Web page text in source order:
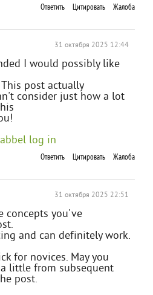
Ответить Цитировать Жалоба
31 октября 2025 12:44
I would possibly like
post actually
consider just how a lot
log in
Ответить Цитировать Жалоба
31 октября 2025 22:51
concepts you've
and can definitely work.
for novices. May you
little from subsequent
post.